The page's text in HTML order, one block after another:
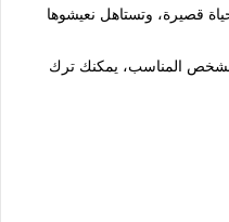
قصيرة، وتستاهل نعيشوها
المناسب، يمكنك ترك